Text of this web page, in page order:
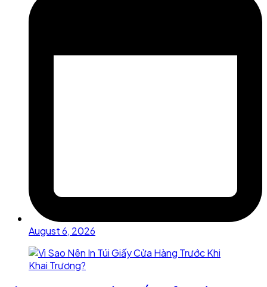
August 6, 2026